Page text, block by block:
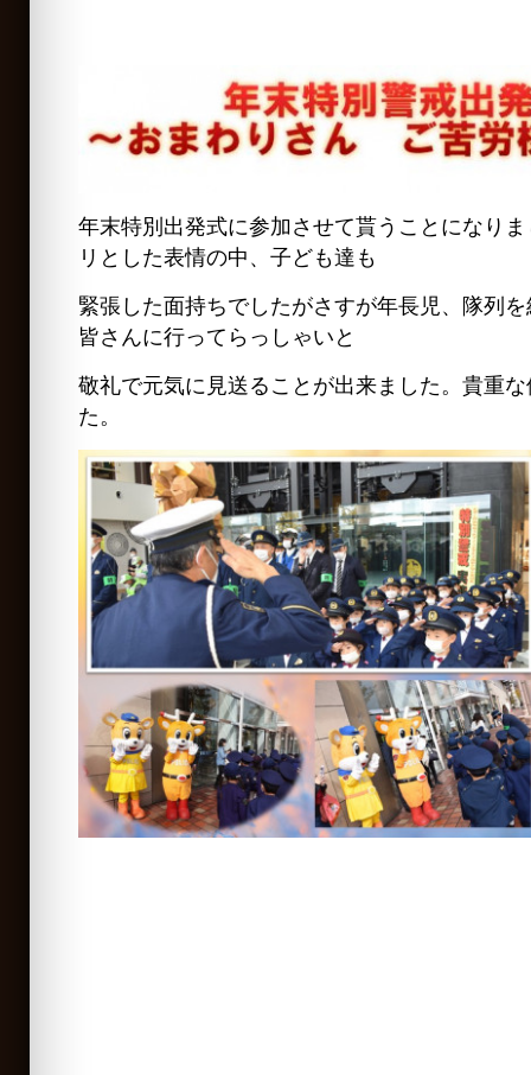
年末特別出発式に参加させて貰うことになり
リとした表情の中、子ども達も
緊張した面持ちでしたがさすが年長児、隊列
皆さんに行ってらっしゃいと
敬礼で元気に見送ることが出来ました。貴重
た。